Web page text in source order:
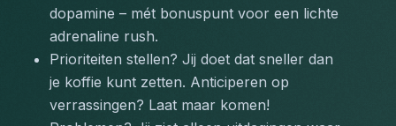
dopamine – mét bonuspunt voor een lichte
adrenaline rush.
Prioriteiten stellen? Jij doet dat sneller dan
je koffie kunt zetten. Anticiperen op
verrassingen? Laat maar komen!